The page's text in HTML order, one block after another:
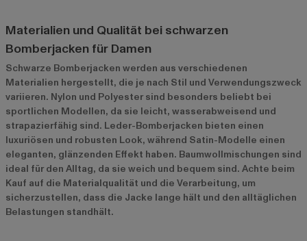
Materialien und Qualität bei schwarzen
Bomberjacken für Damen
Schwarze Bomberjacken werden aus verschiedenen
Materialien hergestellt, die je nach Stil und Verwendungszweck
variieren. Nylon und Polyester sind besonders beliebt bei
sportlichen Modellen, da sie leicht, wasserabweisend und
strapazierfähig sind. Leder-Bomberjacken bieten einen
luxuriösen und robusten Look, während Satin-Modelle einen
eleganten, glänzenden Effekt haben. Baumwollmischungen sind
ideal für den Alltag, da sie weich und bequem sind. Achte beim
Kauf auf die Materialqualität und die Verarbeitung, um
sicherzustellen, dass die Jacke lange hält und den alltäglichen
Belastungen standhält.